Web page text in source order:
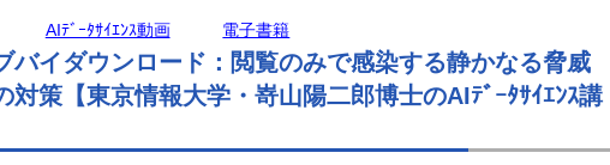
AIﾃﾞｰﾀｻｲｴﾝｽ動画 電子書籍
バイダウンロード：閲覧のみで感染する静かなる脅威
対策【東京情報大学・嵜山陽二郎博士のAIﾃﾞｰﾀｻｲｴﾝｽ講